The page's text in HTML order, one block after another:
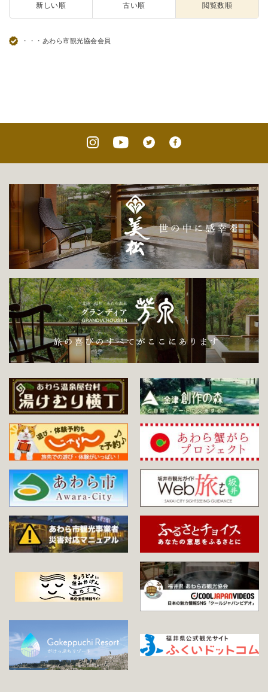
新しい順 古い順 閲覧数順
・・・あわら市観光協会会員